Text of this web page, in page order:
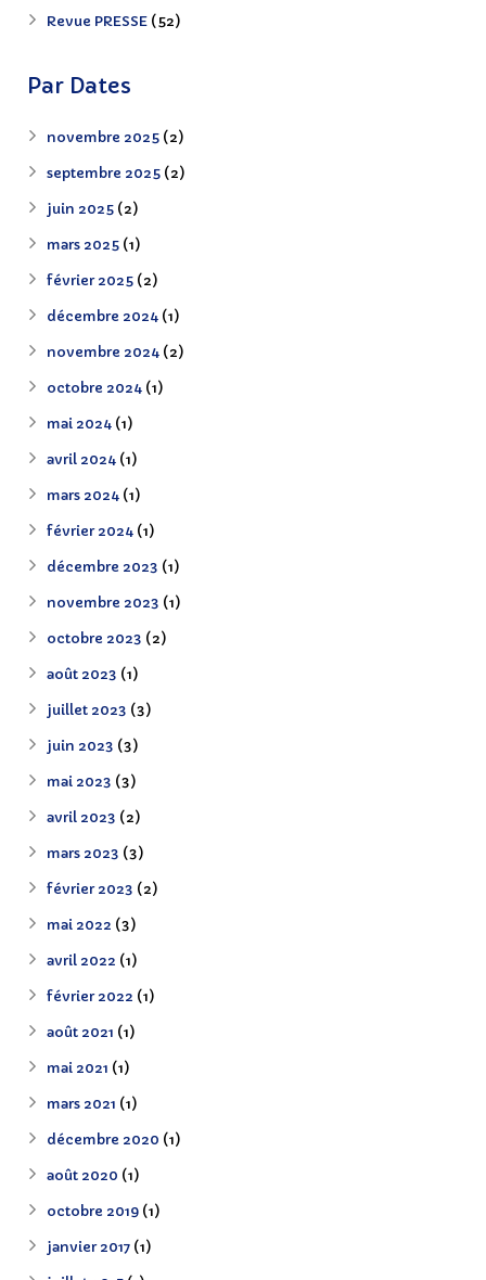
Revue PRESSE (52)
Par Dates
novembre 2025 (2)
septembre 2025 (2)
juin 2025 (2)
mars 2025 (1)
février 2025 (2)
décembre 2024 (1)
novembre 2024 (2)
octobre 2024 (1)
mai 2024 (1)
avril 2024 (1)
mars 2024 (1)
février 2024 (1)
décembre 2023 (1)
novembre 2023 (1)
octobre 2023 (2)
août 2023 (1)
juillet 2023 (3)
juin 2023 (3)
mai 2023 (3)
avril 2023 (2)
mars 2023 (3)
février 2023 (2)
mai 2022 (3)
avril 2022 (1)
février 2022 (1)
août 2021 (1)
mai 2021 (1)
mars 2021 (1)
décembre 2020 (1)
août 2020 (1)
octobre 2019 (1)
janvier 2017 (1)